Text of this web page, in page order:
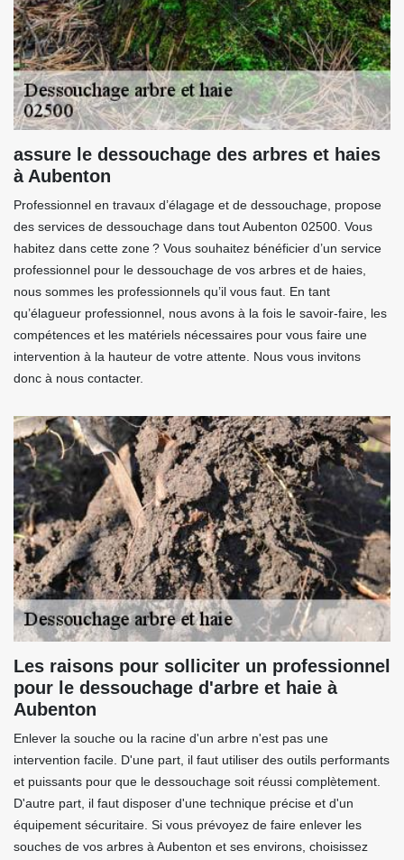
assure le dessouchage des arbres et haies
à Aubenton
Professionnel en travaux d’élagage et de dessouchage, propose
des services de dessouchage dans tout Aubenton 02500. Vous
habitez dans cette zone ? Vous souhaitez bénéficier d’un service
professionnel pour le dessouchage de vos arbres et de haies,
nous sommes les professionnels qu’il vous faut. En tant
qu’élagueur professionnel, nous avons à la fois le savoir-faire, les
compétences et les matériels nécessaires pour vous faire une
intervention à la hauteur de votre attente. Nous vous invitons
donc à nous contacter.
Les raisons pour solliciter un professionnel
pour le dessouchage d'arbre et haie à
Aubenton
Enlever la souche ou la racine d'un arbre n'est pas une
intervention facile. D'une part, il faut utiliser des outils performants
et puissants pour que le dessouchage soit réussi complètement.
D'autre part, il faut disposer d'une technique précise et d'un
équipement sécuritaire. Si vous prévoyez de faire enlever les
souches de vos arbres à Aubenton et ses environs, choisissez